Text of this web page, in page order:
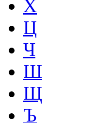
Х
Ц
Ч
Ш
Щ
Ъ